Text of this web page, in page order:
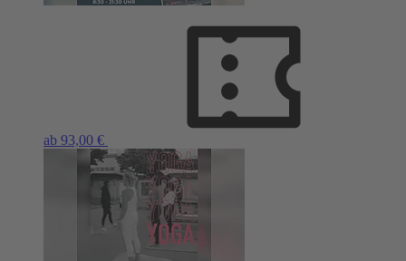
ab 93,00 €